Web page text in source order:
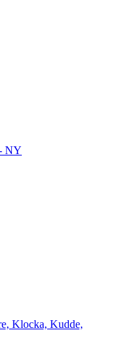
NY
Klocka, Kudde,